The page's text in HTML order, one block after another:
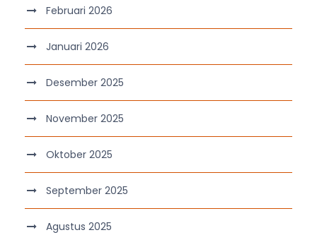
Februari 2026
Januari 2026
Desember 2025
November 2025
Oktober 2025
September 2025
Agustus 2025